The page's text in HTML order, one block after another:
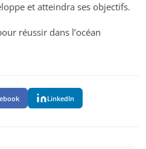
et atteindra ses objectifs.
réussir dans l’océan
LinkedIn